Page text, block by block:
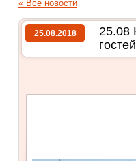
« Все новости
25.08.2018
25.08